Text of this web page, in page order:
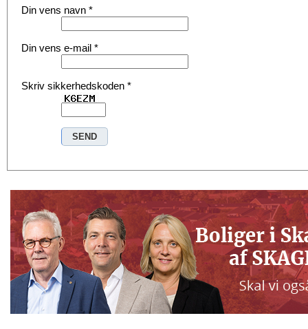
Din vens navn *
Din vens e-mail *
Skriv sikkerhedskoden *